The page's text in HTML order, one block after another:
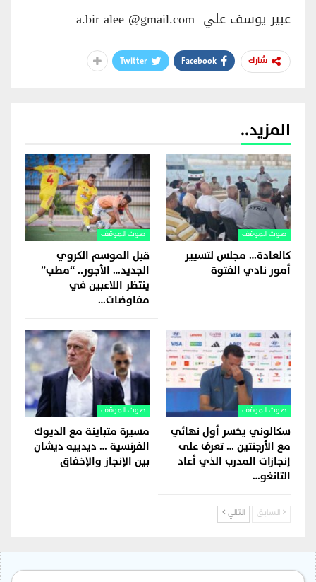
عبير يوسف علي a.bir alee @gmail.com
شارك Facebook
Twitter
المزيد..
صوت الموقف
كالعادة… مجلس لتسيير
أمور نادي الفتوة
صوت الموقف
قبل الموسم الكروي
الجديد… الأجور.. “مطب”
ينتظر اللاعبين في
مفاوضات…
صوت الموقف
سكالوني يخسر أول نهائي
مع الأرجنتين … تعرف على
إنجازات المدرب الذي أعاد
التانغو…
صوت الموقف
مسيرة متباينة مع الديوك
الفرنسية … ديدييه ديشان
بين الإنجاز والإخفاق
السابق التالي